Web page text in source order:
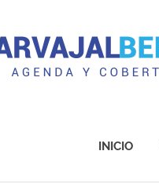
INICIO